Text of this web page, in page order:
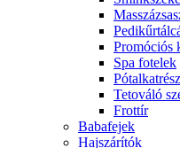
Promóciós
Spa fotelek
Tetováló
Frottír
Babafejek
Hajszárítók